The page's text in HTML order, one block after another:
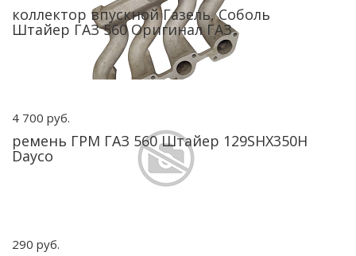
коллектор впускной Газель, Соболь
Штайер ГАЗ 560 Оригинал ГАЗ
4 700 руб.
ремень ГРМ ГАЗ 560 Штайер 129SHX350H
Dayco
290 руб.